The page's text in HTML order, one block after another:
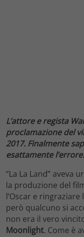
L’attore e regista
proclamazione del
2017. Finalmente
esattamente l’errore.
“La La Land” aveva
la produzione del
l’Oscar e
però qualcuno si
non era il vero
Moonlight. Come è